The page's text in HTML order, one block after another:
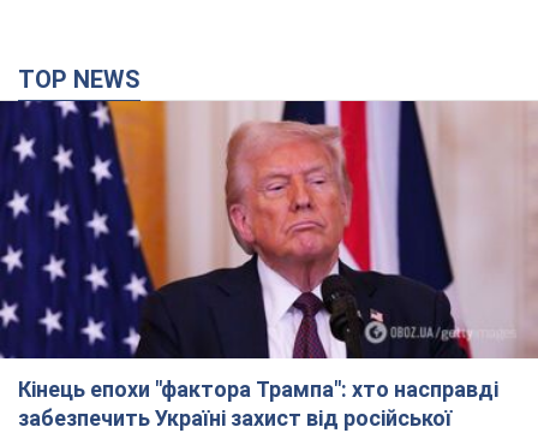
TOP NEWS
Кінець епохи "фактора Трампа": хто насправді
забезпечить Україні захист від російської